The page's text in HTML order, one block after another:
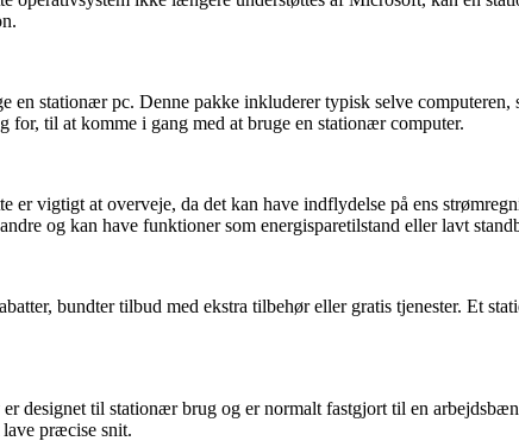
stationær pc. Denne pakke inkluderer typisk selve computeren,
til at komme i gang med at bruge en stationær computer.
vigtigt at overveje, da det kan have indflydelse på ens
og kan have funktioner som energisparetilstand eller lavt
bundter tilbud med ekstra tilbehør eller gratis tjenester. Et
til stationær brug og er normalt fastgjort til en
præcise snit.